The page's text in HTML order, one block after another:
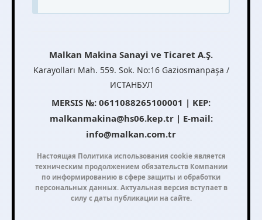
Malkan Makina Sanayi ve Ticaret A.Ş.
Karayolları Mah. 559. Sok. No:16 Gaziosmanpaşa /
ИСТАНБУЛ
MERSIS №: 0611088265100001 | KEP:
malkanmakina@hs06.kep.tr | E-mail:
info@malkan.com.tr
Настоящая Политика использования cookie является
техническим продолжением обязательств Компании
по информированию в сфере защиты и обработки
персональных данных. Актуальная версия вступает в
силу с даты публикации на сайте.